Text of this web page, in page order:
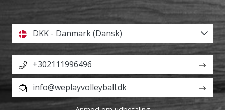
DKK - Danmark (Dansk)
+302111996496
info@weplayvolleyball.dk